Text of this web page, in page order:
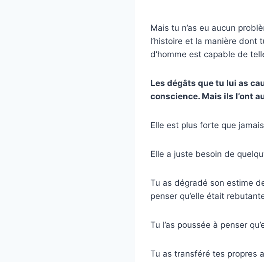
Mais tu n’as eu aucun
l’histoire et la manière dont
d’homme est capable de
Les dégâts que tu lui as
conscience. Mais ils l’ont
Elle est plus forte que
Elle a juste besoin de
Tu as dégradé son estime
penser qu’elle était
Tu l’as poussée à penser
Tu as transféré tes propres